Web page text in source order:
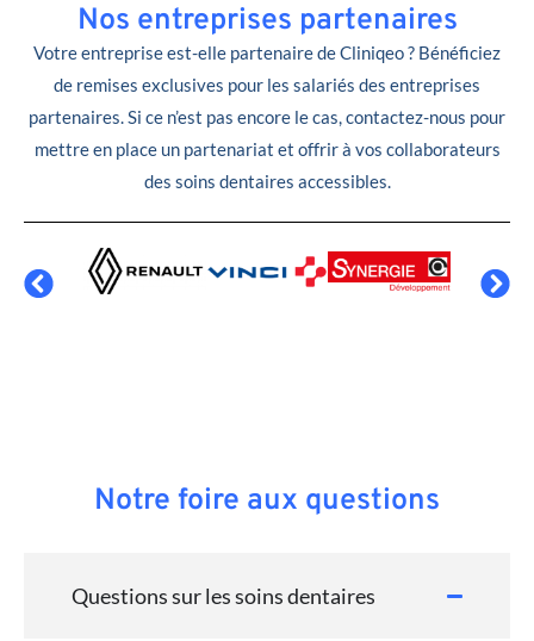
Nos entreprises partenaires
Votre entreprise est-elle partenaire de Cliniqeo ? Bénéficiez
de remises exclusives pour les salariés des entreprises
partenaires. Si ce n’est pas encore le cas, contactez-nous pour
mettre en place un partenariat et offrir à vos collaborateurs
des soins dentaires accessibles.
Notre foire aux questions
Questions sur les soins dentaires